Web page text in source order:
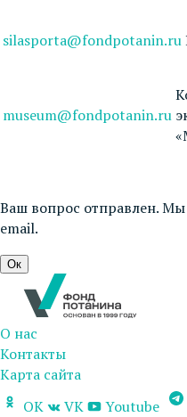
silasporta@fondpotanin.ru
museum@fondpotanin.ru
Ваш вопрос отправлен.
email.
Ок
О нас
Контакты
Карта сайта
OK
VK Youtube